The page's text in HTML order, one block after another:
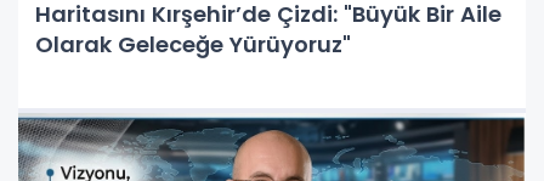
Haritasını Kırşehir’de Çizdi: "Büyük Bir Aile
Olarak Geleceğe Yürüyoruz"